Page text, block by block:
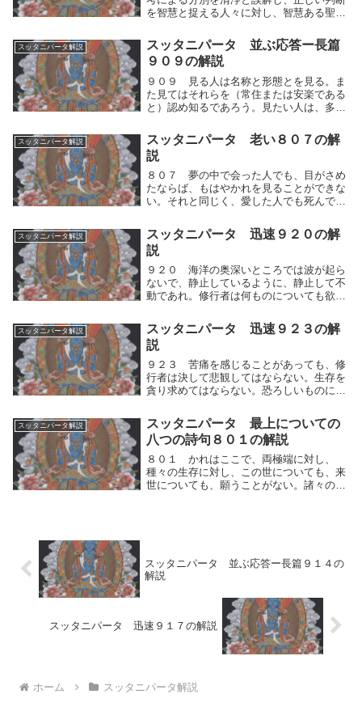
を智慧と捉える人々に対し、智慧ある聖者
考の運動を止めた気づきこそが真の智慧で
あるという真理の追究。
スッタニパータ解説
スッタニパータ 並ぶ応答ー長篇
９０９の解説
９０９ 見る人は名称と形態とを見る。ま
た見てはそれらを（常住または安楽である
と）認め知るであろう。見たい人は、多か
らよいだろう。真理に達した人々は、それ
（を見ること）によって清浄になるとは説
かないからで...
スッタニパータ解説
スッタニパータ 老い８０７の解
説
８０７ 夢の中で会った人でも、目がさめ
たならば、もはやかれを見ることができな
い。それと同じく、愛した人でも死んでこ
ができない。夢の中で会った人でも、目が
さめたならば、もはやかれを見ることがで
きない。それ...
スッタニパータ解説
スッタニパータ 迅速９２０の解
説
９２０ 海洋の奥深いところでは波が起ら
ないで、静止しているように、静止して不
動であれ。修行者は何ものについても欲念
ところでは波が起らないで、静止している
ように、自らの人間的思考の運動（快⇔不
快）を静止し...
スッタニパータ解説
スッタニパータ 迅速９２３の解
説
９２３ 苦痛を感じることがあっても、修
行者は決して悲観してはならない。生存を
貪り求めてはならない。恐ろしいものに出
で感じることを「快⇔不快」に分けること
なく、苦痛を感じることがあっても、修行
者は決して悲...
スッタニパータ解説
スッタニパータ 最上についての
八つの詩句８０１の解説
８０１ かれはここで、両極端に対し、
種々の生存に対し、この世についても、来
世についても、願うことがない。諸々の事
スッタニパータ 並ぶ応答ー長篇９１４の
解説
スッタニパータ 迅速９１７の解説
ホーム スッタニパータ解説